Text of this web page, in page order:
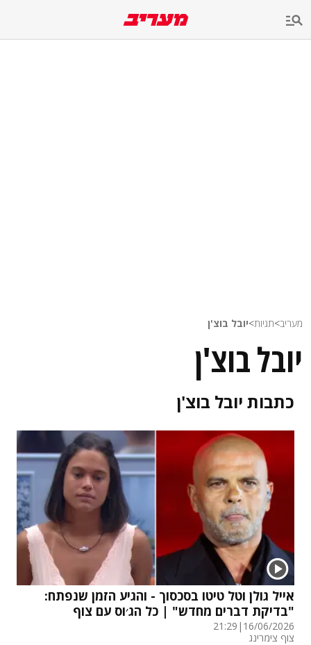
מעריב>תגיות>יובל בוצ'ן
יובל בוצ'ן
כתבות יובל בוצ'ן
אייל גולן וטל טיטו בסכסוך - והגיע הזמן שנפתח:
"בדיקת דברים מחדש" | כל הג׳וס עם צוף
16/06/2026
|
21:29
צוף צימרינג